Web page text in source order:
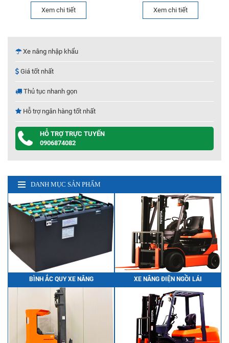
Xem chi tiết Xem chi tiết
Xe nâng nhập khẩu
Giá tốt nhất
Thủ tục nhanh gọn
Hỗ trợ ngân hàng tốt nhất
HỖ TRỢ TRỰC TUYẾN
0906874082
DANH MỤC SẢN PHẨM
BÌNH ẮC QUY XE NÂNG XE NÂNG ĐIỆN NGỒI LÁI